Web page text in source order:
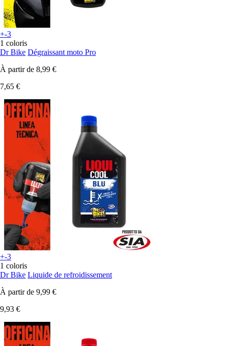
+-3
1 coloris
Dr Bike Dégraissant moto Pro
À partir de 8,99 €
7,65 €
+-3
1 coloris
Dr Bike Liquide de refroidissement
À partir de 9,99 €
9,93 €